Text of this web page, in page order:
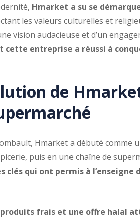
Hmarket a su se
les valeurs culturelles et
vision audacieuse et d’un
cette entreprise a réussi à
de
Hmarket a débuté comme
puis en une chaîne de
qui ont permis à l’enseigne
produits frais et une offre halal